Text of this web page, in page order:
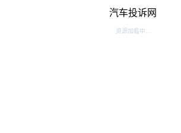
汽车投诉网
资源加载中...